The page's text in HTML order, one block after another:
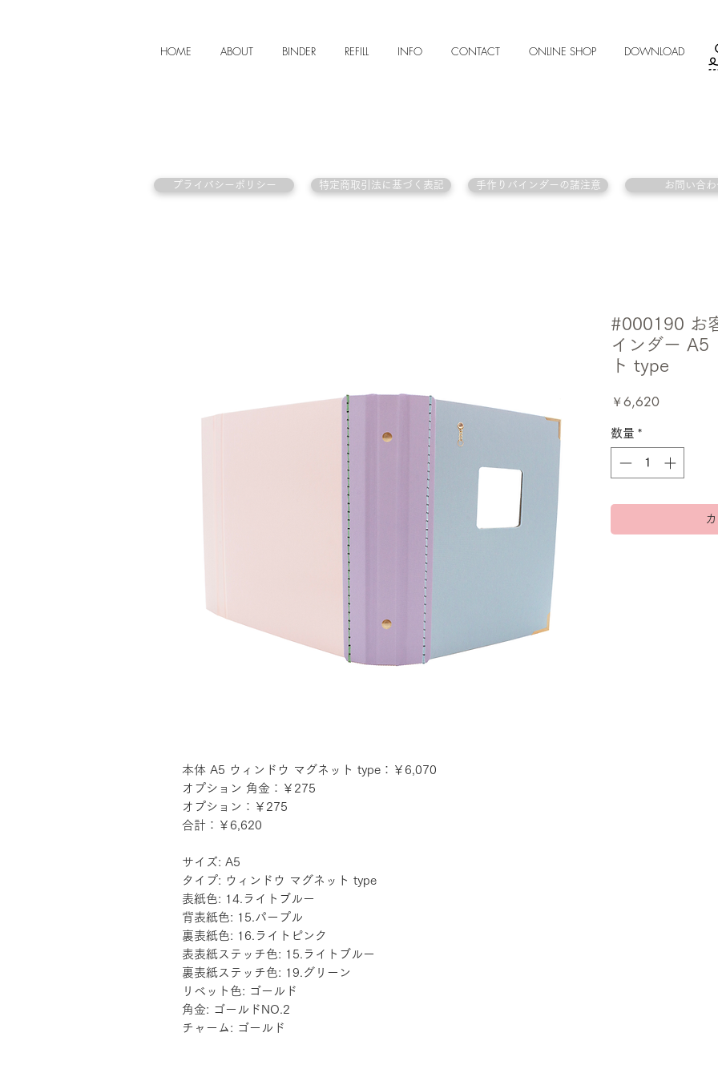
HOME ABOUT BINDER REFILL INFO CONTACT ONLINE SHOP DOWNLOAD
本体 A5 ウィンドウ マグネット type：￥6,070
オプション 角金：￥275
オプション：￥275
合計：￥6,620
サイズ: A5
タイプ: ウィンドウ マグネット type
表紙色: 14.ライトブルー
背表紙色: 15.パープル
裏表紙色: 16.ライトピンク
表表紙ステッチ色: 15.ライトブルー
裏表紙ステッチ色: 19.グリーン
リベット色: ゴールド
角金: ゴールドNO.2
チャーム: ゴールド
#000190 お
インダー A5
ト type
￥6,620価
数量 *
プライバシーポリシー 特定商取引法に基づく表記 手作りバインダーの諸注意 お問い合わ